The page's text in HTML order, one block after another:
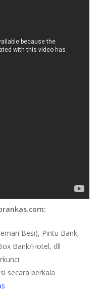
Besi), Pintu Bank,
Bank/Hotel, dll
secara berkala